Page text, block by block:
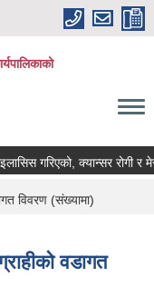
गरिएको, क्यान्सर रोगी र
विवरण (संख्यामा)
वडागत